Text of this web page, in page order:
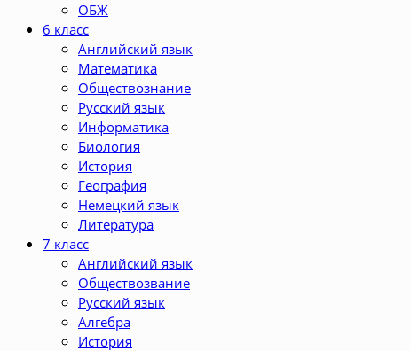
ОБЖ
6 класс
Английский язык
Математика
Обществознание
Русский язык
Информатика
Биология
История
География
Немецкий язык
Литература
7 класс
Английский язык
Обществозвание
Русский язык
Алгебра
История